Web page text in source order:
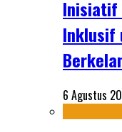
Inisiatif
Inklusif
6 Agustus